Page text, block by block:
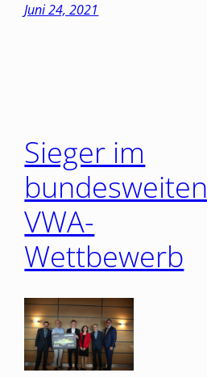
Juni 24, 2021
Sieger im
bundesweiten
VWA-
Wettbewerb